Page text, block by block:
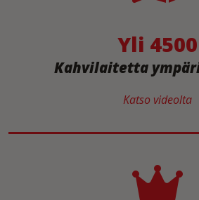
Yli 4500
Kahvilaitetta
Katso videolta